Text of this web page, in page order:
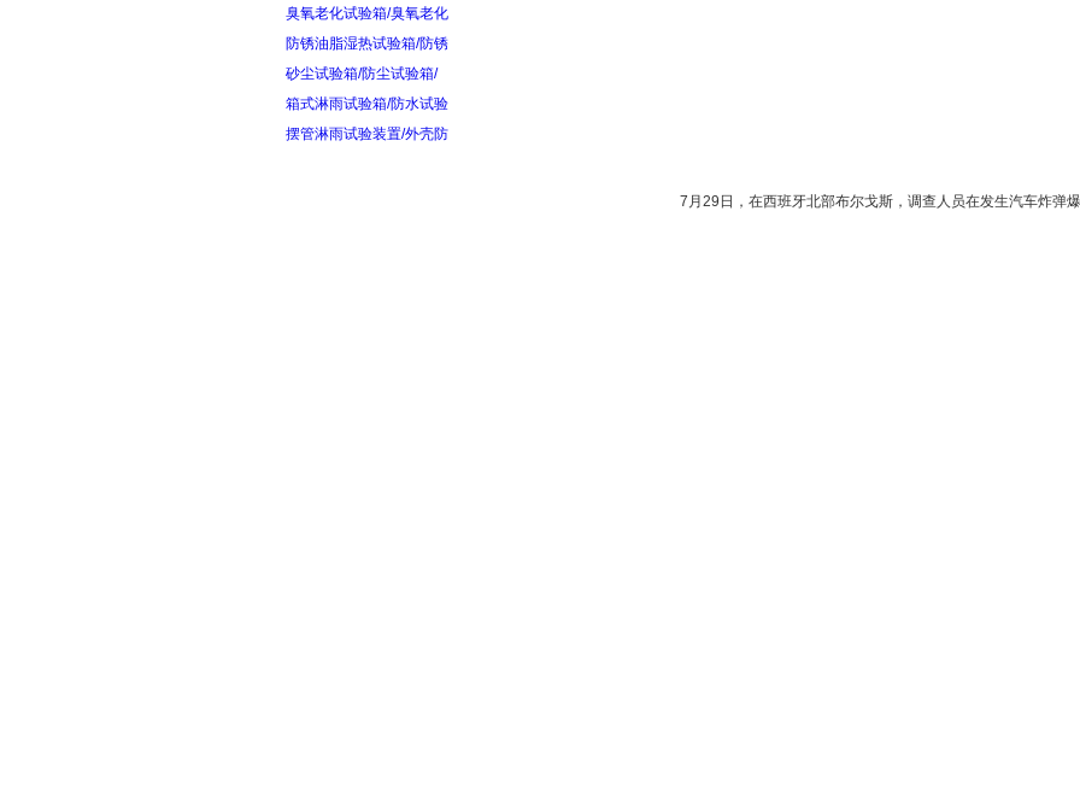
臭氧老化试验箱/臭氧老化
防锈油脂湿热试验箱/防锈
砂尘试验箱/防尘试验箱/
箱式淋雨试验箱/防水试验
摆管淋雨试验装置/外壳防
7月29日，在西班牙北部布尔戈斯，调查人员在发生汽车炸弹爆